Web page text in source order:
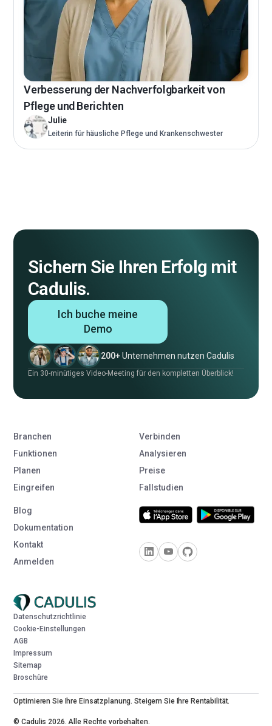
Verbesserung der Nachverfolgbarkeit von
Pflege und Berichten
Julie
Leiterin für häusliche Pflege und Krankenschwester
Sichern Sie Ihren Erfolg mit
Cadulis.
Ich buche meine
Demo
200+Unternehmen nutzen Cadulis
Ein 30-minütiges Video-Meeting für den kompletten Überblick!
Branchen
Funktionen
Planen
Eingreifen
Verbinden
Analysieren
Preise
Fallstudien
Blog
Dokumentation
Kontakt
Anmelden
Datenschutzrichtlinie
Cookie-Einstellungen
AGB
Impressum
Sitemap
Broschüre
Optimieren Sie Ihre Einsatzplanung. Steigern Sie Ihre Rentabilität.
© Cadulis 2026. Alle Rechte vorbehalten.